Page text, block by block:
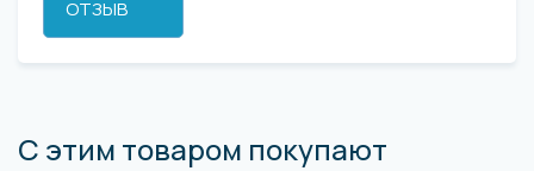
ОТЗЫВ
С этим товаром покупают